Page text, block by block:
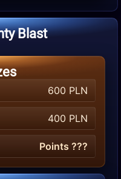
Blast
600 PLN
400 PLN
Points ???